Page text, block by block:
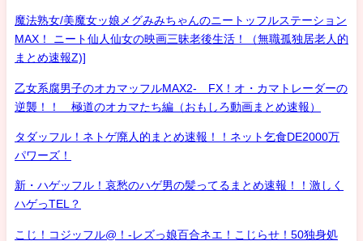
魔法熟女/美魔女ッ娘メグみみちゃんのニートッフルステーション
MAX！ ニート仙人仙女の映画三昧老後生活！（無職孤独居老人的
まとめ速報Z)]
乙女系腐男子のオカマッフルMAX2- FX！オ・カマトレーダーの
逆襲！！ 極道のオカマたち編（おもしろ動画まとめ速報）
タダッフル！ネトゲ廃人的まとめ速報！！ネット乞食DE2000万
パワーズ！
新・ハゲッフル！哀愁のハゲ男の髪ってるまとめ速報！！激しく
ハゲっTEL？
こじ！コジッフル@！-レズっ娘百合ネエ！こじらせ！50独身処